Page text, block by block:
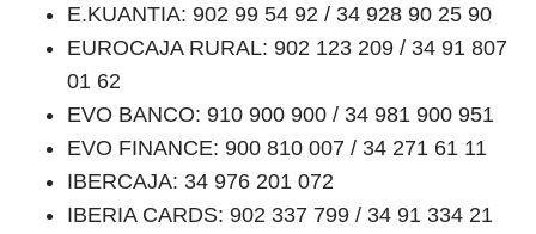
E.KUANTIA: 902 99 54 92 / 34 928 90 25 90
EUROCAJA RURAL: 902 123 209 / 34 91 807
01 62
EVO BANCO: 910 900 900 / 34 981 900 951
EVO FINANCE: 900 810 007 / 34 271 61 11
IBERCAJA: 34 976 201 072
IBERIA CARDS: 902 337 799 / 34 91 334 21